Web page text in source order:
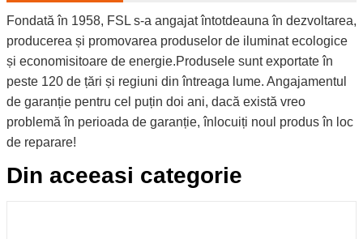
Fondată în 1958, FSL s-a angajat întotdeauna în dezvoltarea,
producerea și promovarea produselor de iluminat ecologice
și economisitoare de energie.Produsele sunt exportate în
peste 120 de țări și regiuni din întreaga lume. Angajamentul
de garanție pentru cel puțin doi ani, dacă există vreo
problemă în perioada de garanție, înlocuiți noul produs în loc
de reparare!
Din aceeasi categorie